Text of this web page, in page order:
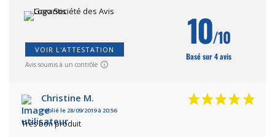
VOIR L'ATTESTATION
Avis soumis à un contrôle
10/10
Basé sur 4 avis
Christine M.
Publié le 28/09/2019 à 20:56
Très bon produit